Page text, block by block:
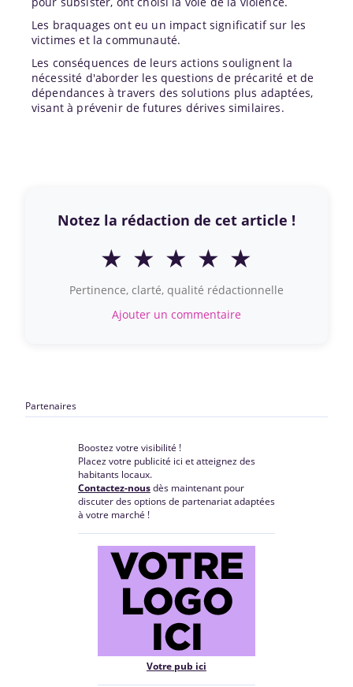
Les braquages ont eu un impact significatif sur les
victimes et la communauté.
Les conséquences de leurs actions soulignent la
nécessité d'aborder les questions de précarité et de
dépendances à travers des solutions plus adaptées,
visant à prévenir de futures dérives similaires.
Notez la rédaction de cet article !
★ ★ ★ ★ ★
Pertinence, clarté, qualité rédactionnelle
Ajouter un commentaire
Partenaires
Boostez votre visibilité !
Placez votre publicité ici et atteignez des
habitants locaux.
Contactez-nousdès maintenant pour
discuter des options de partenariat adaptées
à votre marché !
Votre pub ici